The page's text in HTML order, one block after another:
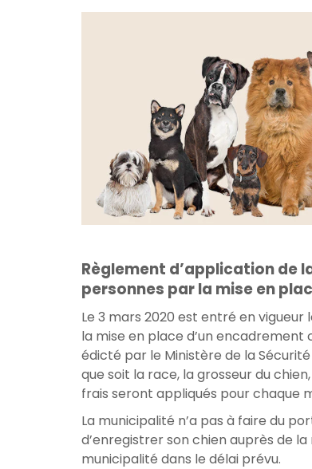
Règlement d’application de
personnes par la mise en
Le 3 mars 2020 est entré en
la mise en place d’un
édicté par le Ministère de la
que soit la race, la grosseur du
frais seront appliqués pour chaque
La municipalité n’a pas à faire du
d’enregistrer son chien auprès de
municipalité dans le délai prévu.